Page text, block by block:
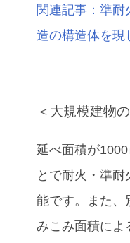
関連記事：準耐
造の構造体を現
＜大規模建物
延べ面積が
とで耐火・準
能です。また、
みこみ面積によ